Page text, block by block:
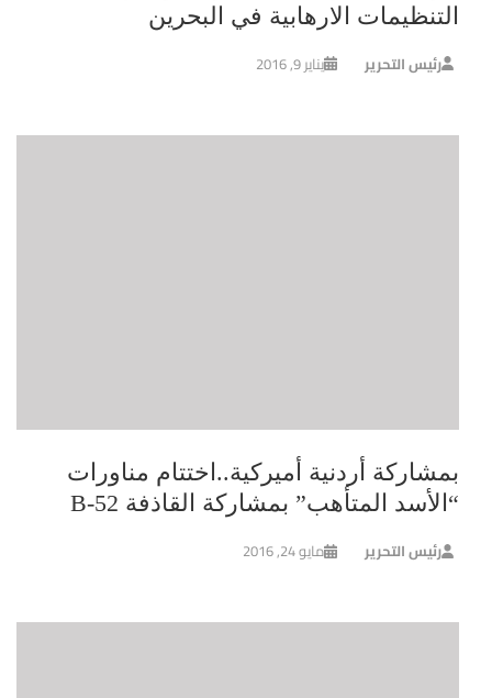
التنظيمات الارهابية في البحرين
رئيس التحرير يناير 9, 2016
بمشاركة أردنية أميركية..اختتام مناورات
“الأسد المتأهب” بمشاركة القاذفة B-52
رئيس التحرير مايو 24, 2016